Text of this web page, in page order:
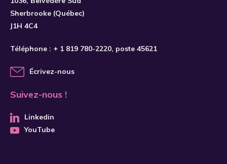
Sherbrooke (Québec)
J1H 4C4
Téléphone : + 1 819 780-2220, poste 45621
Écrivez-nous
Suivez-nous !
Linkedin
YouTube